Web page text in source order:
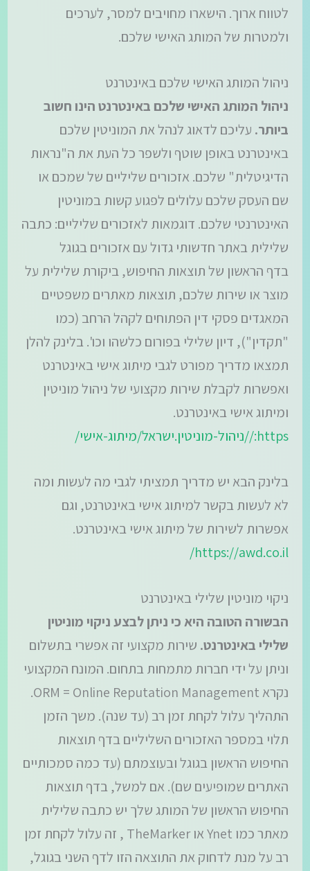
לטווח ארוך. הישארו מחויבים למסר, לערכים
ולמטרות של המותג האישי שלכם.
ניהול המותג האישי שלכם באינטרנט
ניהול המותג האישי שלכם באינטרנט הינו חשוב
ביותר. עליכם לדאוג לנהל את המוניטין שלכם
באינטרנט באופן שוטף ולשפר כל העת את ה"נראות
הדיגיטלית" שלכם. אזכורים שליליים של שמכם או
שם העסק שלכם עלולים לפגוע קשות במוניטין
האינטרנטי שלכם. דוגמאות לאזכורים שליליים: כתבה
שלילית באתר חדשותי גדול עם אזכורים בגוגל
בדף הראשון של תוצאות החיפוש, ביקורת שלילית על
מוצר או שירות שלכם, תוצאות מאתרים משפטיים
המאגדים פסקי דין הפתוחים לקהל הרחב (כמו
"תקדין"), דיון שלילי בפורום כלשהו וכו'. בלינק להלן
תמצאו מדריך מפורט לגבי מיתוג אישי באינטרנט
ואפשרות לקבלת שירות מקצועי של ניהול מוניטין
ומיתוג אישי באינטרנט.
https://ניהול-מוניטין.ישראל/מיתוג-אישי/
בלינק הבא יש מדריך תמציתי לגבי מה לעשות ומה
לא לעשות בקשר למיתוג אישי באינטרנט, וגם
אפשרות לשירות של מיתוג אישי באינטרנט.
https://awd.co.il/
ניקוי מוניטין שלילי באינטרנט
הבשורה הטובה היא כי ניתן לבצע ניקוי מוניטין
שלילי באינטרנט. שירות מקצועי זה אפשרי בתשלום
וניתן על ידי חברות מתמחות בתחום. המונח המקצועי
נקרא ORM = Online Reputation Management.
התהליך עלול לקחת זמן רב (עד שנה). משך הזמן
תלוי במספר האזכורים השליליים בדף תוצאות
החיפוש הראשון בגוגל ובעוצמתם (עד כמה סמכותיים
האתרים שמופיעים שם). אם למשל, בדף תוצאות
החיפוש הראשון של המותג שלך יש כתבה שלילית
מאתר כמו Ynet או TheMarker , זה עלול לקחת זמן
רב על מנת לדחוק את התוצאה הזו לדף השני בגוגל,